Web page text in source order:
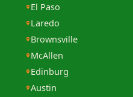
El Paso
Laredo
Brownsville
McAllen
Edinburg
Austin